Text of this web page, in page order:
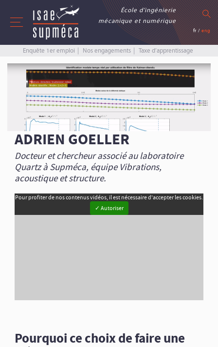
École d’ingénierie
mécanique et numérique
fr / eng
Enquête 1er emploi Nos engagements Taxe d’apprentissage
ADRIEN GOELLER
Docteur et chercheur associé au laboratoire
Quartz à Supméca, équipe Vibrations,
acoustique et structure.
Pour profiter de nos contenus vidéos, il est nécessaire d'accepter les cookies.
✓ Autoriser
Pourquoi ce choix de faire une